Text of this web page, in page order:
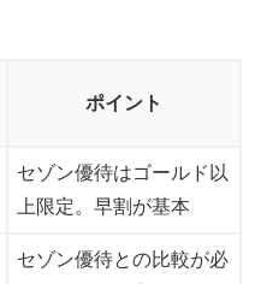
ポイント
セゾン優待はゴールド以
上限定。早割が基本
セゾン優待との比較が必